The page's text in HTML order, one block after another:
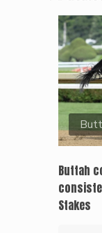
Buttah
Stakes